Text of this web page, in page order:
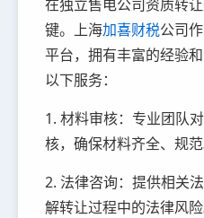
在独立售电公司资质转
键。上海加喜财税公司
平台，拥有丰富的经验
以下服务：
1. 材料审核：专业团队
核，确保材料齐全、规范
2. 法律咨询：提供相关
解转让过程中的法律风险